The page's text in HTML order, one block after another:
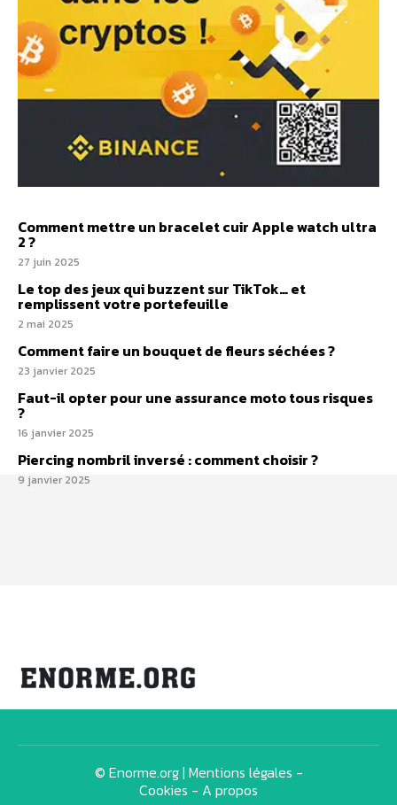
Comment mettre un bracelet cuir Apple watch ultra
2 ?
27 juin 2025
Le top des jeux qui buzzent sur TikTok… et
remplissent votre portefeuille
2 mai 2025
Comment faire un bouquet de fleurs séchées ?
23 janvier 2025
Faut-il opter pour une assurance moto tous risques​
?
16 janvier 2025
Piercing nombril inversé : comment choisir ?
9 janvier 2025
© Enorme.org | Mentions légales -
Cookies - A propos